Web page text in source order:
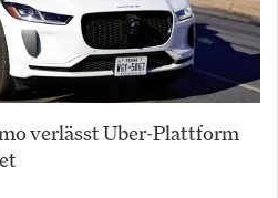
verlässt Uber-Plattform